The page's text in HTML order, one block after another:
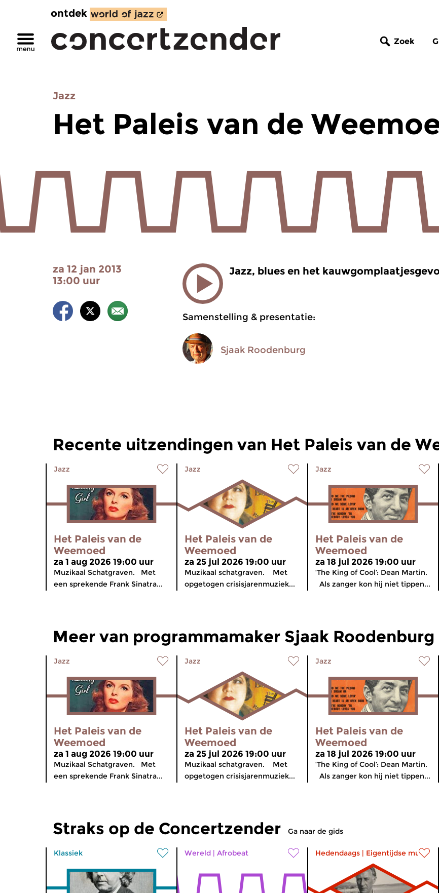
ontdek
Zoek
Jazz
Het Paleis van de
za 12 jan 2013
13:00 uur
Jazz, blues en het
Samenstelling & presentatie:
Sjaak Roodenburg
Recente uitzendingen van Het Paleis van de
Jazz
Het Paleis van de
Weemoed
za 1 aug 2026 19:00 uur
Muzikaal Schatgraven. Met
een sprekende Frank Sinatra...
Jazz
Het Paleis van de
Weemoed
za 25 jul 2026 19:00 uur
Muzikaal schatgraven. Met
opgetogen crisisjarenmuziek...
Jazz
Het Paleis van de
Weemoed
za 18 jul 2026 19:00 uur
‘The King of Cool’: Dean Martin.
Als zanger kon hij niet tippen...
Meer van programmamaker Sjaak Roodenburg
Jazz
Het Paleis van de
Weemoed
za 1 aug 2026 19:00 uur
Muzikaal Schatgraven. Met
een sprekende Frank Sinatra...
Jazz
Het Paleis van de
Weemoed
za 25 jul 2026 19:00 uur
Muzikaal schatgraven. Met
opgetogen crisisjarenmuziek...
Jazz
Het Paleis van de
Weemoed
za 18 jul 2026 19:00 uur
‘The King of Cool’: Dean Martin.
Als zanger kon hij niet tippen...
Straks op de Concertzender Ga naar de gids
Klassiek Wereld | Afrobeat Hedendaags | Eigentijdse muziek